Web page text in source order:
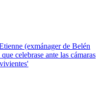
(exmánager de Belén
celebrase ante las cámaras